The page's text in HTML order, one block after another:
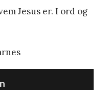
Jesus er. I ord og